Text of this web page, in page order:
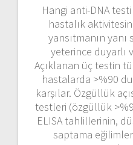
Hangi anti-DNA
hastalık
yansıtmanın yanı
yeterince duyarlı
Açıklanan üç testin
hastalarda >%90
karşılar. Özgüllük
testleri (özgüllük
ELISA tahlillerinin,
saptama